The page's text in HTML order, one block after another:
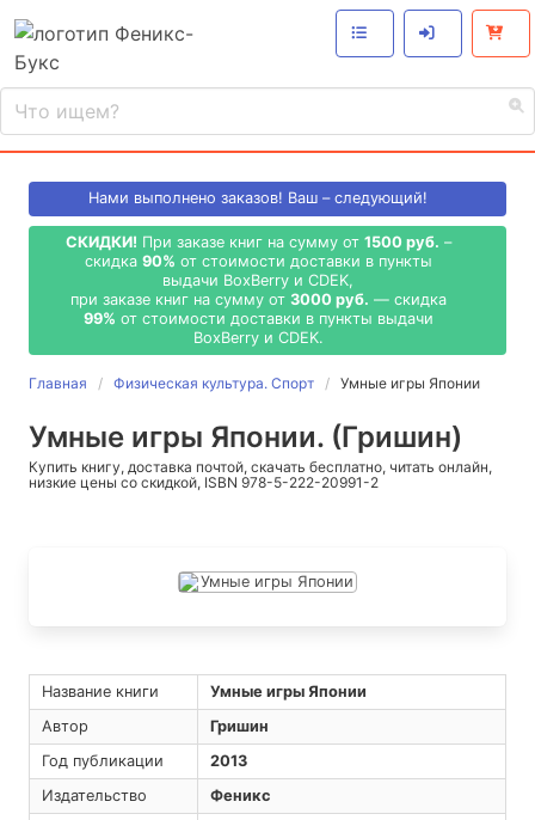
Нами выполнено заказов! Ваш – следующий!
СКИДКИ! При заказе книг на сумму от 1500 руб. –
скидка 90% от стоимости доставки в пункты
выдачи BoxBerry и CDEK,
при заказе книг на сумму от 3000 руб. — скидка
99% от стоимости доставки в пункты выдачи
BoxBerry и CDEK.
Главная Физическая культура. Спорт Умные игры Японии
Умные игры Японии. (Гришин)
Купить книгу, доставка почтой, скачать бесплатно, читать онлайн,
низкие цены со скидкой, ISBN 978-5-222-20991-2
Название книги
Умные игры Японии
Автор
Гришин
Год публикации
2013
Издательство
Феникс